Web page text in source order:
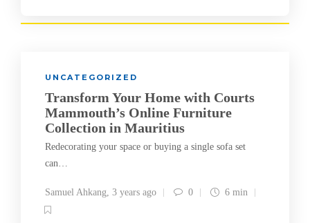
UNCATEGORIZED
Transform Your Home with Courts
Mammouth’s Online Furniture
Collection in Mauritius
Redecorating your space or buying a single sofa set
can…
Samuel Ahkang, 3 years ago 0 6 min